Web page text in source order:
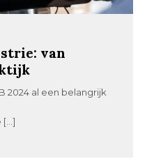
van
2024 al een belangrijk
[…]